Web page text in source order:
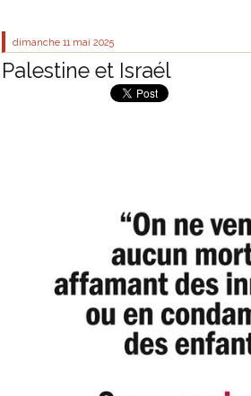
dimanche 11 mai 2025
Palestine et Israél